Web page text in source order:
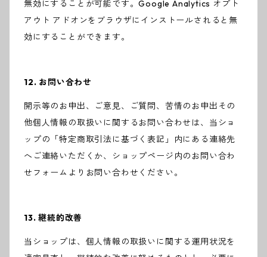
無効にすることが可能です。Google Analytics オプト
アウト アドオンをブラウザにインストールされると無
効にすることができます。
12. お問い合わせ
開示等のお申出、ご意見、ご質問、苦情のお申出その
他個人情報の取扱いに関するお問い合わせは、当ショ
ップの「特定商取引法に基づく表記」内にある連絡先
へご連絡いただくか、ショップページ内のお問い合わ
せフォームよりお問い合わせください。
13. 継続的改善
当ショップは、個人情報の取扱いに関する運用状況を